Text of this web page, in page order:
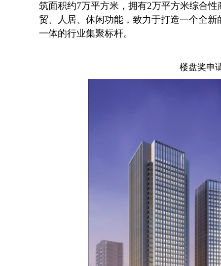
筑面积约7万平方米，拥有2万平方米综合性
贸、人居、休闲功能，致力于打造一个全
一体的行业集聚标杆。
楼盘奖申